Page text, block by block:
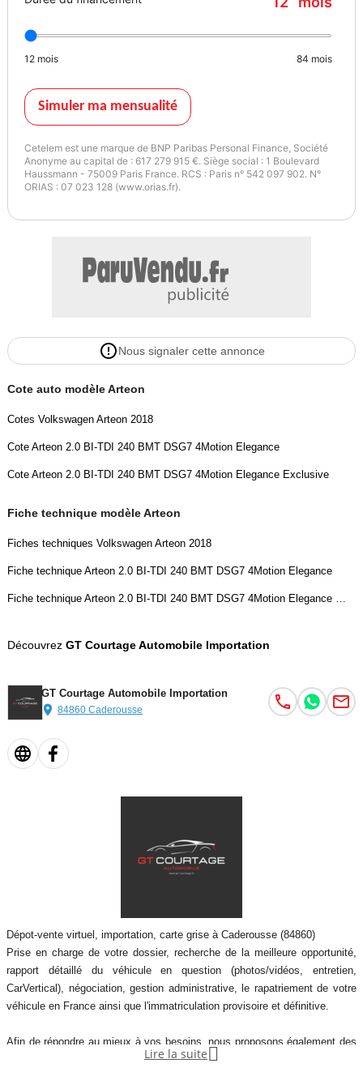
12 mois 84 mois
Simuler ma mensualité
Cetelem est une marque de BNP Paribas Personal Finance, Société
Anonyme au capital de : 617 279 915 €. Siège social : 1 Boulevard
Haussmann - 75009 Paris France. RCS : Paris n° 542 097 902. N°
ORIAS : 07 023 128 (www.orias.fr).
Nous signaler cette annonce
Cote auto modèle Arteon
Cotes Volkswagen Arteon 2018
Cote Arteon 2.0 BI-TDI 240 BMT DSG7 4Motion Elegance
Cote Arteon 2.0 BI-TDI 240 BMT DSG7 4Motion Elegance Exclusive
Fiche technique modèle Arteon
Fiches techniques Volkswagen Arteon 2018
Fiche technique Arteon 2.0 BI-TDI 240 BMT DSG7 4Motion Elegance
Fiche technique Arteon 2.0 BI-TDI 240 BMT DSG7 4Motion Elegance Exclusive
Découvrez GT Courtage Automobile Importation
GT Courtage Automobile Importation
84860 Caderousse
Dépot-vente virtuel, importation, carte grise à Caderousse (84860)
Prise en charge de votre dossier, recherche de la meilleure opportunité,
rapport détaillé du véhicule en question (photos/vidéos, entretien,
CarVertical), négociation, gestion administrative, le rapatriement de votre
véhicule en France ainsi que l'immatriculation provisoire et définitive.
Afin de répondre au mieux à vos besoins, nous proposons également des
services complémentaires tels que le financement, l'extension de garantie
Lire la suite 